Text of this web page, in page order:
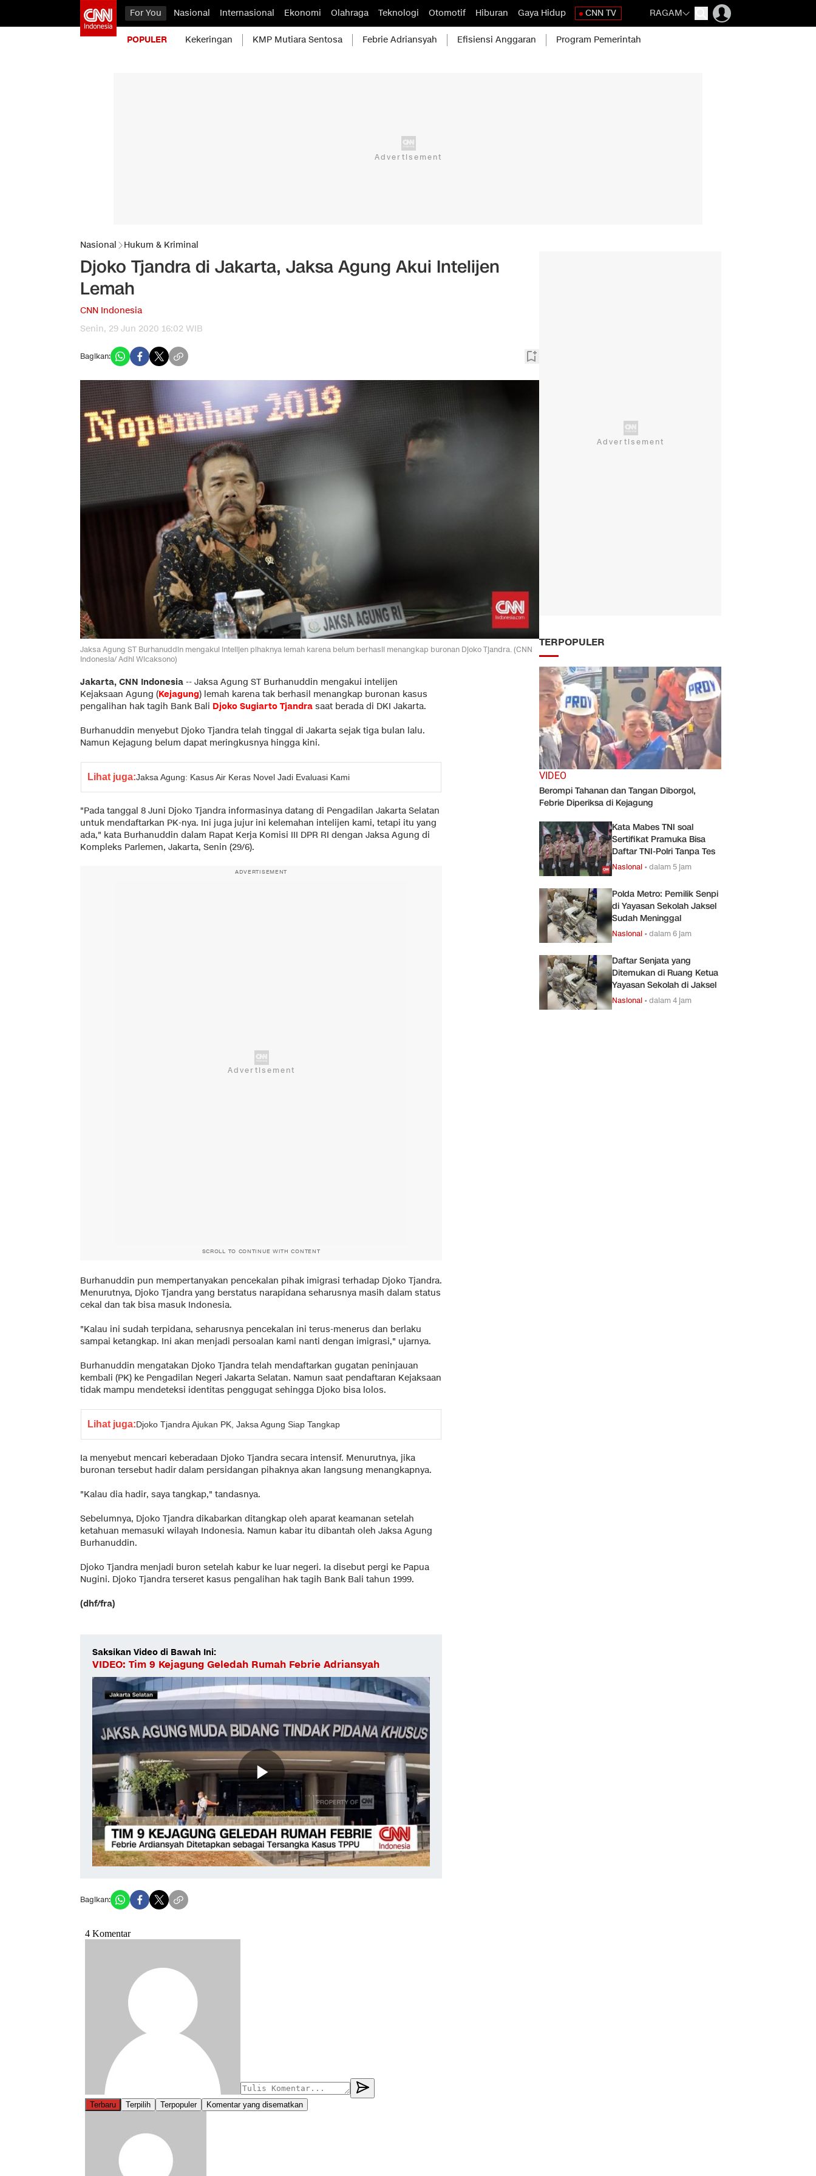
For You Nasional Internasional Ekonomi Olahraga Teknologi Otomotif Hiburan Gaya Hidup CNN TV RAGAM
POPULER Kekeringan KMP Mutiara Sentosa Febrie Adriansyah Efisiensi Anggaran Program Pemerintah
Nasional Hukum & Kriminal
Djoko Tjandra di Jakarta, Jaksa Agung Akui Intelijen
Lemah
CNN Indonesia
Senin, 29 Jun 2020 16:02 WIB
Bagikan:
Jaksa Agung ST Burhanuddin mengakui intelijen pihaknya lemah karena belum berhasil menangkap buronan Djoko Tjandra. (CNN
Indonesia/ Adhi Wicaksono)
Jakarta, CNN Indonesia -- Jaksa Agung ST Burhanuddin mengakui intelijen
Kejaksaan Agung (Kejagung) lemah karena tak berhasil menangkap buronan kasus
pengalihan hak tagih Bank Bali Djoko Sugiarto Tjandra saat berada di DKI Jakarta.
Burhanuddin menyebut Djoko Tjandra telah tinggal di Jakarta sejak tiga bulan lalu.
Namun Kejagung belum dapat meringkusnya hingga kini.
Lihat juga:Jaksa Agung: Kasus Air Keras Novel Jadi Evaluasi Kami
"Pada tanggal 8 Juni Djoko Tjandra informasinya datang di Pengadilan Jakarta Selatan
untuk mendaftarkan PK-nya. Ini juga jujur ini kelemahan intelijen kami, tetapi itu yang
ada," kata Burhanuddin dalam Rapat Kerja Komisi III DPR RI dengan Jaksa Agung di
Kompleks Parlemen, Jakarta, Senin (29/6).
ADVERTISEMENT
SCROLL TO CONTINUE WITH CONTENT
Burhanuddin pun mempertanyakan pencekalan pihak imigrasi terhadap Djoko Tjandra.
Menurutnya, Djoko Tjandra yang berstatus narapidana seharusnya masih dalam status
cekal dan tak bisa masuk Indonesia.
"Kalau ini sudah terpidana, seharusnya pencekalan ini terus-menerus dan berlaku
sampai ketangkap. Ini akan menjadi persoalan kami nanti dengan imigrasi," ujarnya.
Burhanuddin mengatakan Djoko Tjandra telah mendaftarkan gugatan peninjauan
kembali (PK) ke Pengadilan Negeri Jakarta Selatan. Namun saat pendaftaran Kejaksaan
tidak mampu mendeteksi identitas penggugat sehingga Djoko bisa lolos.
Lihat juga:Djoko Tjandra Ajukan PK, Jaksa Agung Siap Tangkap
Ia menyebut mencari keberadaan Djoko Tjandra secara intensif. Menurutnya, jika
buronan tersebut hadir dalam persidangan pihaknya akan langsung menangkapnya.
"Kalau dia hadir, saya tangkap," tandasnya.
Sebelumnya, Djoko Tjandra dikabarkan ditangkap oleh aparat keamanan setelah
ketahuan memasuki wilayah Indonesia. Namun kabar itu dibantah oleh Jaksa Agung
Burhanuddin.
Djoko Tjandra menjadi buron setelah kabur ke luar negeri. Ia disebut pergi ke Papua
Nugini. Djoko Tjandra terseret kasus pengalihan hak tagih Bank Bali tahun 1999.
(dhf/fra)
Saksikan Video di Bawah Ini:
VIDEO: Tim 9 Kejagung Geledah Rumah Febrie Adriansyah
Bagikan:
TERPOPULER
VIDEO
Berompi Tahanan dan Tangan Diborgol,
Febrie Diperiksa di Kejagung
Kata Mabes TNI soal
Sertifikat Pramuka Bisa
Daftar TNI-Polri Tanpa Tes
Nasional •dalam 5 jam
Polda Metro: Pemilik Senpi
di Yayasan Sekolah Jaksel
Sudah Meninggal
Nasional •dalam 6 jam
Daftar Senjata yang
Ditemukan di Ruang Ketua
Yayasan Sekolah di Jaksel
Nasional •dalam 4 jam